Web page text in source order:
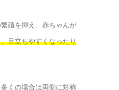
殖を抑え、赤ちゃんが
目立ちやすくなったり
くの場合は両側に対称